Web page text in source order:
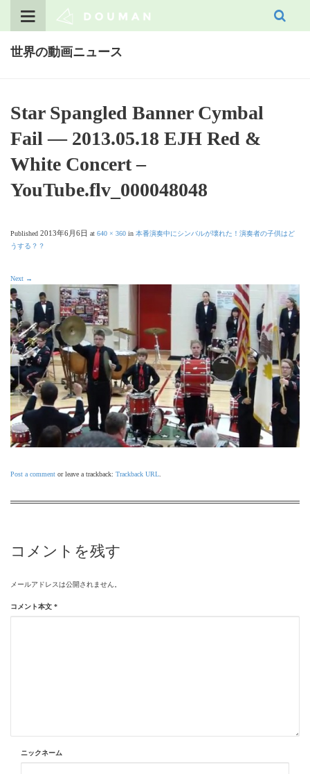
世界の動画ニュース
Star Spangled Banner Cymbal
Fail — 2013.05.18 EJH Red &
White Concert –
YouTube.flv_000048048
Published 2013年6月6日 at 640 × 360 in 本番演奏中にシンバルが壊れた！演奏者の子供はど
うする？？
Next →
Post a comment or leave a trackback: Trackback URL
コメントを残す
メールアドレスは公開されません。
コメント本文 *
ニックネーム